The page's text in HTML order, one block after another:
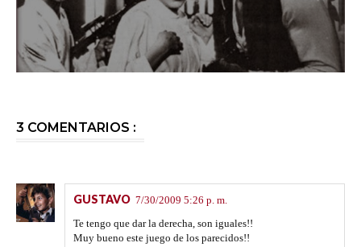
3 COMENTARIOS :
GUSTAVO 7/30/2009 5:26 p. m.
Te tengo que dar la derecha, son iguales!!
Muy bueno este juego de los parecidos!!